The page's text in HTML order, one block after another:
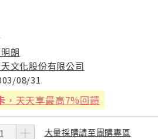
朗
文化股份有限公司
08/31
，天天享最高7%回饋
大量採購請至團購專區